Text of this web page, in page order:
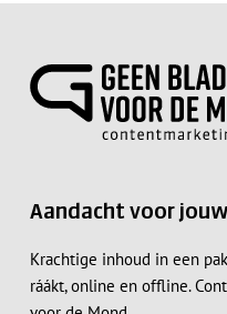
Aandacht voor jouw
Krachtige inhoud in een
ráákt, online en offline.